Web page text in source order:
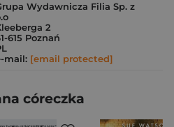
Wydawnicza Filia Sp. z
2
615 Poznań
mail: [email protected]
córeczka